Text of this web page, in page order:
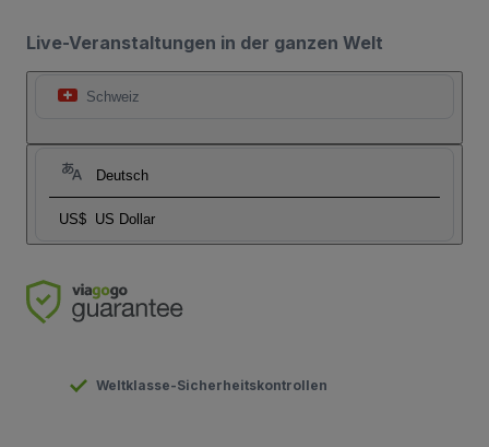
Live-Veranstaltungen in der ganzen Welt
Schweiz
Deutsch
US$ US Dollar
Weltklasse-Sicherheitskontrollen